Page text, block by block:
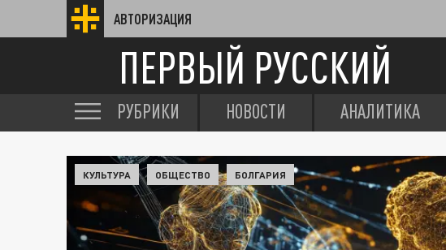
АВТОРИЗАЦИЯ
ПЕРВЫЙ РУССКИЙ
РУБРИКИ НОВОСТИ АНАЛИТИКА
КУЛЬТУРА ОБЩЕСТВО БОЛГАРИЯ